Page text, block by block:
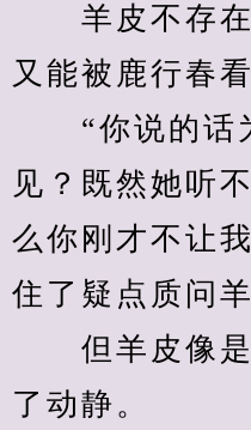
羊皮不存在
又能被鹿行春看
“你说的话
见？既然她听
么你刚才不让
住了疑点质问羊
但羊皮像是
了动静。